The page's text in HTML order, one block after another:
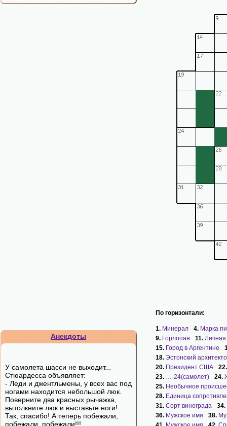
Анекдоты
У самолета шасси не выходит...
Стюардесса объявляет:
- Леди и джентльмены, у всех вас под
ногами находится небольшой люк.
Поверните два красных рычажка,
вытолкните люк и выставьте ноги!
Так, спасибо! А теперь побежали,
побежали, побежали!!!
По горизонтали:
1. Минерал 4. Марка
9. Горлопан 11. Личная
15. Город в Аргентине
18. Эстонский
20. Президент США
23. …-24(самолет) 24.
25. Необычное
28. Единица
31. Сорт винограда
34.
36. Мужское имя 38.